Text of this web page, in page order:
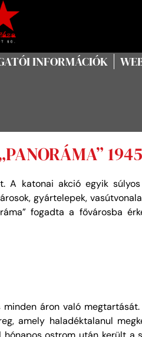
INFORMÁCIÓK
A katonai akció egyik
gyártelepek,
fogadta a fővárosba
áron való
amely haladéktalanul